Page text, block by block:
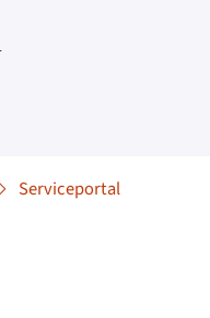
Serviceportal